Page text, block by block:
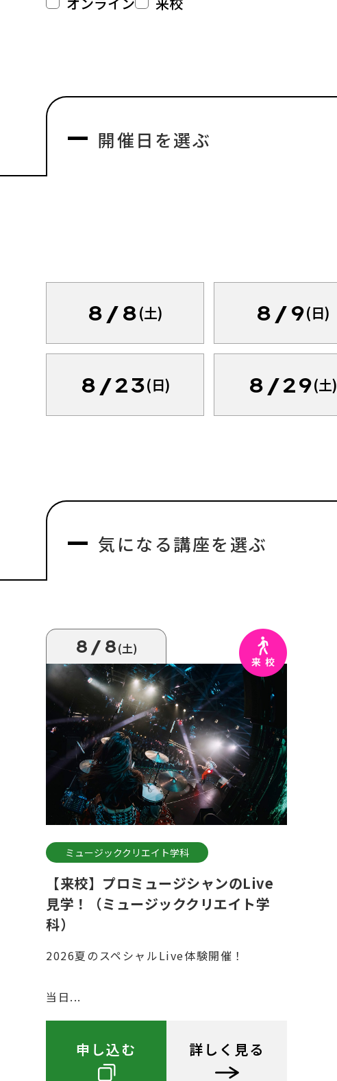
開催日を選ぶ
8/8(土) 8/9(日)
8/23(日) 8/29(土)
気になる講座を選ぶ
8/8(土)
ミュージッククリエイト学科
【来校】プロミュージシャンのLive
見学！（ミュージッククリエイト学
科）
2026夏のスペシャルLive体験開催！
当日...
申し込む 詳しく見る